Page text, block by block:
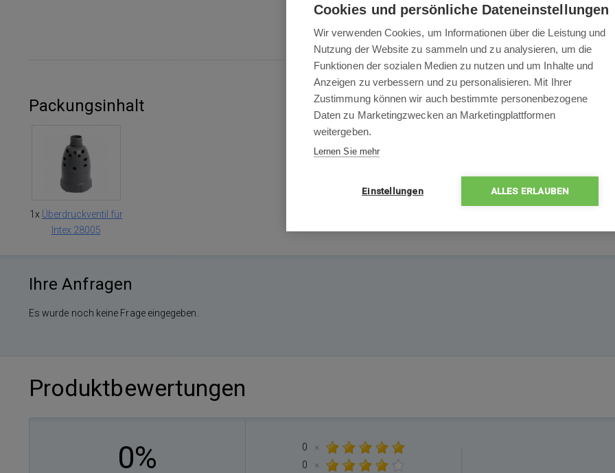
Ersatz Überdruckventil für Intex 28005 DELUXE ZX300 Pool
Packungsinhalt
1x Überdruckventil für
Intex 28005
Ihre Anfragen
Es wurde noch keine Frage eingegeben.
Produktbewertungen
0% 0
×
0
×
Cookies und persönliche Dateneinstellungen
Wir verwenden Cookies, um Informationen über die Leistung und
Nutzung der Website zu sammeln und zu analysieren, um die
Funktionen der sozialen Medien zu nutzen und um Inhalte und
Anzeigen zu verbessern und zu personalisieren. Mit Ihrer
Zustimmung können wir auch bestimmte personenbezogene
Daten zu Marketingzwecken an Marketingplattformen
weitergeben.
Lernen Sie mehr
Einstellungen ALLES ERLAUBEN